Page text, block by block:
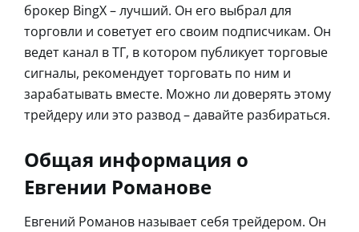
брокер BingX – лучший. Он его выбрал для
торговли и советует его своим подписчикам. Он
ведет канал в ТГ, в котором публикует торговые
сигналы, рекомендует торговать по ним и
зарабатывать вместе. Можно ли доверять этому
трейдеру или это развод – давайте разбираться.
Общая информация о
Евгении Романове
Евгений Романов называет себя трейдером. Он